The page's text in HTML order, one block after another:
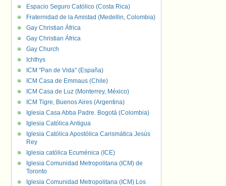
Espacio Seguro Católico (Costa Rica)
Fraternidad de la Amistad (Medellin, Colombia)
Gay Christian África
Gay Christian África
Gay Church
Ichthys
ICM "Pan de Vida" (España)
ICM Casa de Emmaus (Chile)
ICM Casa de Luz (Monterrey, México)
ICM Tigre, Buenos Aires (Argentina)
Iglesia Casa Abba Padre. Bogotá (Colombia)
Iglesia Católica Antigua
Iglesia Católica Apostólica Carismática Jesús
Rey
Iglesia católica Ecuménica (ICE)
Iglesia Comunidad Metropolitana (ICM) de
Toronto
Iglesia Comunidad Metropolitana (ICM) Los